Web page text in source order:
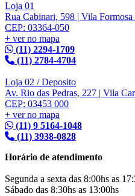
Loja 01
Rua Cabinari, 598 | Vila Formosa
CEP: 03364-050
+ ver no mapa
(11) 2294-1709
(11) 2784-4704
Loja 02 / Deposito
Av. Rio das Pedras, 227 | Vila
CEP: 03453 000
+ ver no mapa
(11) 9 5164-1048
(11) 3938-0828
Horário de atendimento
Segunda a sexta das 8:00hs as
Sábado das 8:30hs as 13:00hs